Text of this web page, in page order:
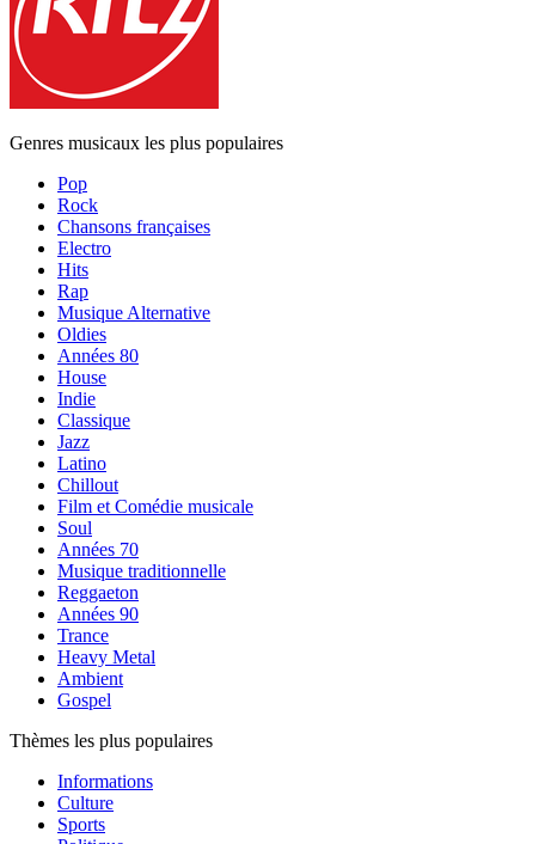
Genres musicaux les plus populaires
Pop
Rock
Chansons françaises
Electro
Hits
Rap
Musique Alternative
Oldies
Années 80
House
Indie
Classique
Jazz
Latino
Chillout
Film et Comédie musicale
Soul
Années 70
Musique traditionnelle
Reggaeton
Années 90
Trance
Heavy Metal
Ambient
Gospel
Thèmes les plus populaires
Informations
Culture
Sports